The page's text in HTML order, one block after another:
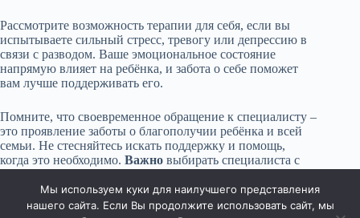
Рассмотрите возможность терапии для себя, если вы
испытываете сильный стресс, тревогу или депрессию в
связи с разводом. Ваше эмоциональное состояние
напрямую влияет на ребёнка, и забота о себе поможет
вам лучше поддерживать его.
Помните, что своевременное обращение к специалисту –
это проявление заботы о благополучии ребёнка и всей
семьи. Не стесняйтесь искать поддержку и помощь,
когда это необходимо. Важно выбирать специалиста с
развод.Поинтересуйтесь рекомендациями и отзывами.
Мы используем куки для наилучшего представления
нашего сайта. Если Вы продолжите использовать сайт, мы